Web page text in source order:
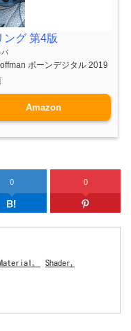
ング 第4版
バ
ボーンデジタル 2019
Amazon
Facebook
0
はてなブッ
0
Shader